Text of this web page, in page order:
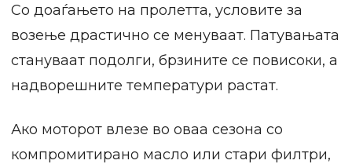
Со доаѓањето на пролетта, условите за
возење драстично се менуваат. Патувањата
стануваат подолги, брзините се повисоки, а
надворешните температури растат.
Ако моторот влезе во оваа сезона со
компромитирано масло или стари филтри,